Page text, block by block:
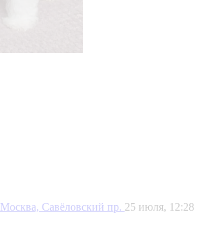
Москва, Савёловский пр. 25 июля, 12:28